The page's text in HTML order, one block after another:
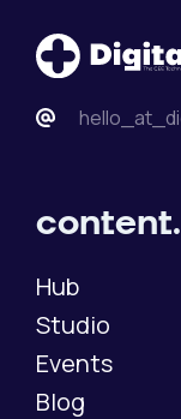
content.
Hub
Studio
Events
Blog